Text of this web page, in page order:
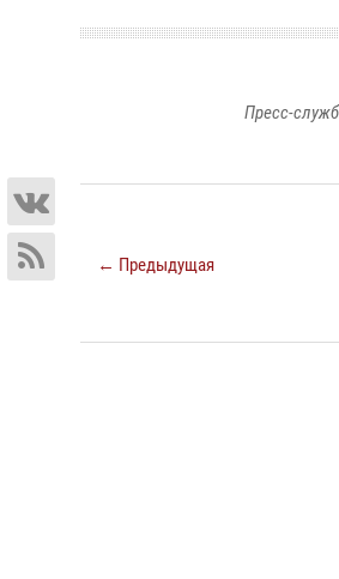
Пресс-
← Предыдущая